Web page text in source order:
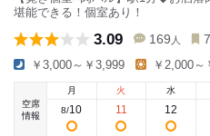
堪能できる！個室あり！
3.09 169 人
￥3,000～￥3,999 ￥2,000～
空席
情報
月
8/10
火
11
水
12